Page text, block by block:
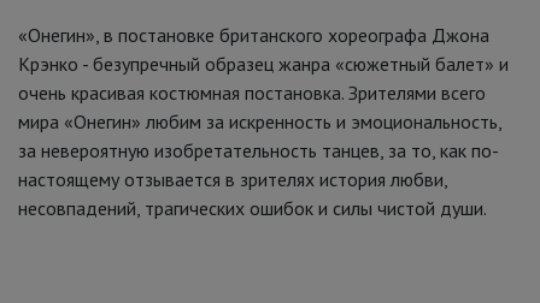
«Онегин», в постановке британского хореографа Джона
Крэнко - безупречный образец жанра «сюжетный балет» и
очень красивая костюмная постановка. Зрителями всего
мира «Онегин» любим за искренность и эмоциональность,
за невероятную изобретательность танцев, за то, как по-
настоящему отзывается в зрителях история любви,
несовпадений, трагических ошибок и силы чистой души.